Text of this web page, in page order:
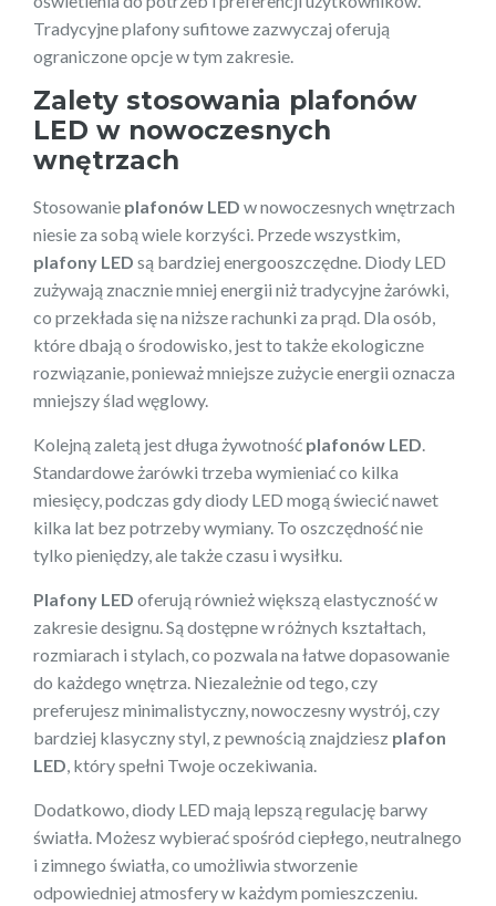
Tradycyjne plafony sufitowe zazwyczaj oferują
ograniczone opcje w tym zakresie.
Zalety stosowania plafonów
LED w nowoczesnych
wnętrzach
Stosowanie plafonów LED w nowoczesnych wnętrzach
niesie za sobą wiele korzyści. Przede wszystkim,
plafony LED są bardziej energooszczędne. Diody LED
zużywają znacznie mniej energii niż tradycyjne żarówki,
co przekłada się na niższe rachunki za prąd. Dla osób,
które dbają o środowisko, jest to także ekologiczne
rozwiązanie, ponieważ mniejsze zużycie energii oznacza
mniejszy ślad węglowy.
Kolejną zaletą jest długa żywotność plafonów LED
Standardowe żarówki trzeba wymieniać co kilka
miesięcy, podczas gdy diody LED mogą świecić nawet
kilka lat bez potrzeby wymiany. To oszczędność nie
tylko pieniędzy, ale także czasu i wysiłku.
Plafony LED oferują również większą elastyczność w
zakresie designu. Są dostępne w różnych kształtach,
rozmiarach i stylach, co pozwala na łatwe dopasowanie
do każdego wnętrza. Niezależnie od tego, czy
preferujesz minimalistyczny, nowoczesny wystrój, czy
bardziej klasyczny styl, z pewnością znajdziesz plafon
LED , który spełni Twoje oczekiwania.
Dodatkowo, diody LED mają lepszą regulację barwy
światła. Możesz wybierać spośród ciepłego, neutralnego
i zimnego światła, co umożliwia stworzenie
odpowiedniej atmosfery w każdym pomieszczeniu.